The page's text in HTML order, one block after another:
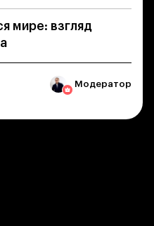
мире: взгляд
Модератор